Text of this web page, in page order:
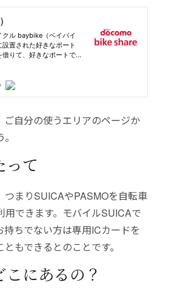
ご自分の使うエリアのページか
って
つまりSUICAやPASMOを自転車
用できます。モバイルSUICAで
持ちでない方は専用ICカードを
もできるとのことです。
こにあるの？